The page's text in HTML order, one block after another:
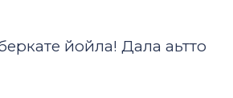
йойла! Дала аьтто